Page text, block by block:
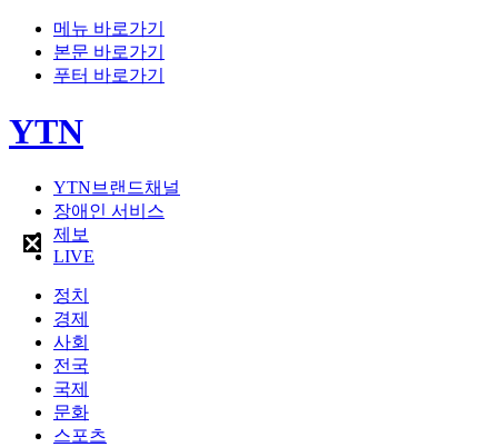
메뉴 바로가기
본문 바로가기
푸터 바로가기
YTN
YTN브랜드채널
장애인 서비스
제보
LIVE
정치
경제
사회
전국
국제
문화
스포츠